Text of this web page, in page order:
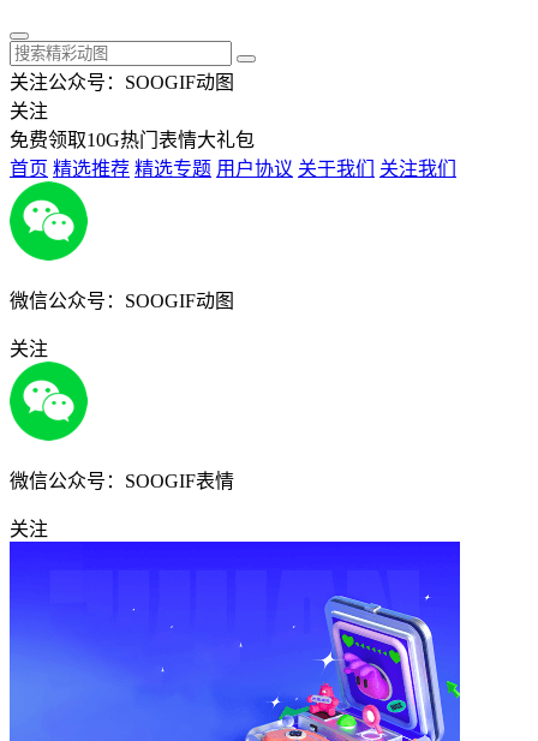
关注公众号：SOOGIF动图
关注
免费领取10G热门表情大礼包
首页 精选推荐 精选专题 用户协议 关于我们 关注我们
微信公众号：SOOGIF动图
关注
微信公众号：SOOGIF表情
关注